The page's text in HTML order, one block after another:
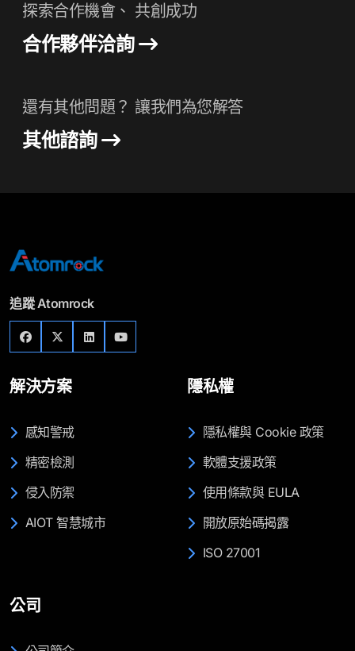
探索合作機會、 共創成功
合作夥伴洽詢
還有其他問題？ 讓我們為您解答
其他諮詢
追蹤 Atomrock
解決方案
感知警戒
精密檢測
侵入防禦
AIOT 智慧城市
隱私權
隱私權與 Cookie 政策
軟體支援政策
使用條款與 EULA
開放原始碼揭露
ISO 27001
公司